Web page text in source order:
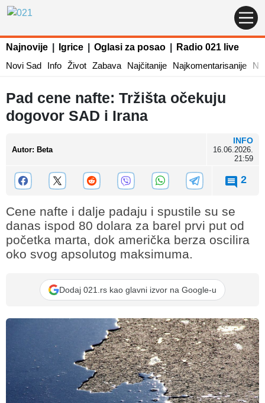
Najnovije Igrice Oglasi za posao
Radio 021 live
Novi Sad
Info Život Zabava Najčitanije Najkomentarisanije
Pad cene nafte: Tržišta očekuju
dogovor SAD i Irana
Autor: Beta
INFO
16.06.2026.
21:59
2
Cene nafte i dalje padaju i spustile su se
danas ispod 80 dolara za barel prvi put od
početka marta, dok američka berza oscilira
oko svog apsolutog maksimuma.
Dodaj 021.rs kao glavni izvor na Google-u